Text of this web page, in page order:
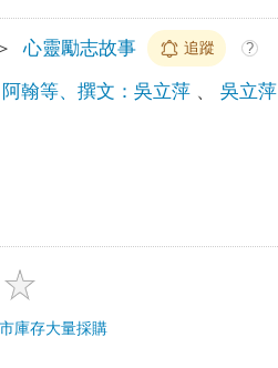
心靈勵志故事 追蹤 ?
翰等、撰文：吳立萍 、吳立萍
庫存大量採購